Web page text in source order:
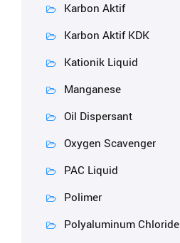
Karbon Aktif
Karbon Aktif KDK
Kationik Liquid
Manganese
Oil Dispersant
Oxygen Scavenger
PAC Liquid
Polimer
Polyaluminum Chloride